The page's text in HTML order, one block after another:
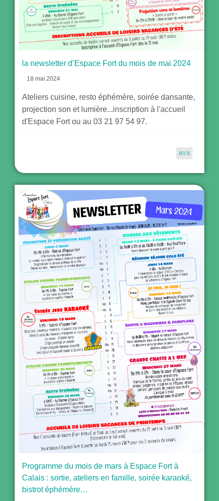
la newsletter d’Espace Fort du mois de mai 2024
18 mai 2024
Ateliers cuisine, resto éphémère, soirée dansante,
projection son et lumière...inscription à l'accueil
d'Espace Fort ou au 03 21 97 54 97.
JEUX
Programme du mois de mars à Espace Fort à
Calais : sortie, ateliers en famille, soirée karaoké,
bistrot éphémère…